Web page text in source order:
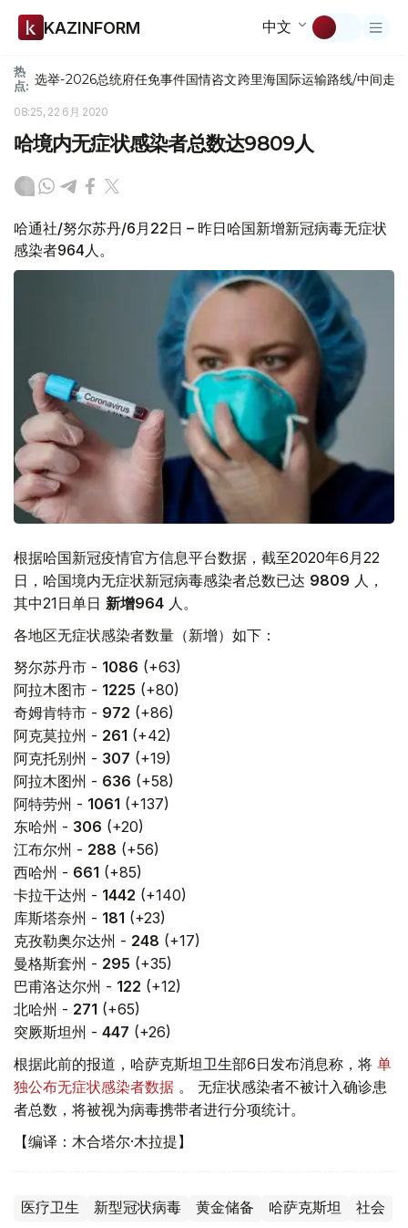
KAZINFORM 中文
热
点: 选举-2026总统府任免事件国情咨文跨里海国际运输路线/中间走廊
08:25, 22 6月 2020
哈境内无症状感染者总数达9809人
哈通社/努尔苏丹/6月22日 – 昨日哈国新增新冠病毒无症状
感染者964人。
根据哈国新冠疫情官方信息平台数据，截至2020年6月22
日，哈国境内无症状新冠病毒感染者总数已达 9809 人，
其中21日单日 新增964 人。
各地区无症状感染者数量（新增）如下：
努尔苏丹市 - 1086 (+63)
阿拉木图市 - 1225 (+80)
奇姆肯特市 - 972 (+86)
阿克莫拉州 - 261 (+42)
阿克托别州 - 307 (+19)
阿拉木图州 - 636 (+58)
阿特劳州 - 1061 (+137)
东哈州 - 306 (+20)
江布尔州 - 288 (+56)
西哈州 - 661 (+85)
卡拉干达州 - 1442 (+140)
库斯塔奈州 - 181 (+23)
克孜勒奥尔达州 - 248 (+17)
曼格斯套州 - 295 (+35)
巴甫洛达尔州 - 122 (+12)
北哈州 - 271 (+65)
突厥斯坦州 - 447 (+26)
根据此前的报道，哈萨克斯坦卫生部6日发布消息称，将 单
独公布无症状感染者数据 。 无症状感染者不被计入确诊患
者总数，将被视为病毒携带者进行分项统计。
【编译：木合塔尔·木拉提】
医疗卫生 新型冠状病毒 黄金储备 哈萨克斯坦 社会